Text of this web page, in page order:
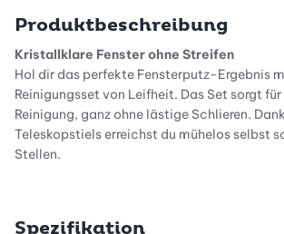
Produktbeschreibung
Kristallklare Fenster ohne Streifen
Hol dir das perfekte Fensterputz-Ergebnis
Reinigungsset von Leifheit. Das Set sorgt
Reinigung, ganz ohne lästige Schlieren.
Teleskopstiels erreichst du mühelos selbst
Stellen.
Vielseitig einsetzbar
Spezifikation